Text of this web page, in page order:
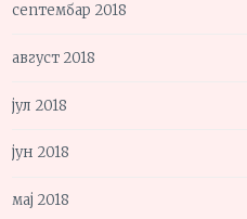
септембар 2018
август 2018
јул 2018
јун 2018
мај 2018